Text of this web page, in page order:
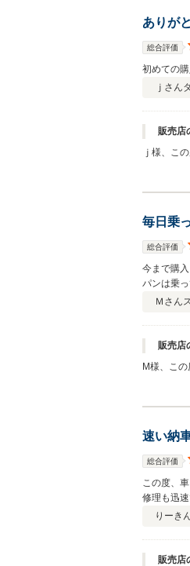
ありが
総合評価
初めての
ｊさん
販売店
ｊ様、こ
顧頂けま
毎日乗
総合評価
今まで購
パンは乗
ないので
て本当に
Ｍさん
販売店
M様、こ
速い納
総合評価
この度、
修理も迅
りーき
販売店